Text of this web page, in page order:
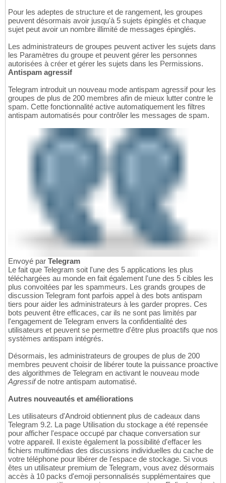
Pour les adeptes de structure et de rangement, les groupes
peuvent désormais avoir jusqu'à 5 sujets épinglés et chaque
sujet peut avoir un nombre illimité de messages épinglés.
Les administrateurs de groupes peuvent activer les sujets dans
les Paramètres du groupe et peuvent gérer les personnes
autorisées à créer et gérer les sujets dans les Permissions.
Antispam agressif
Telegram introduit un nouveau mode antispam agressif pour les
groupes de plus de 200 membres afin de mieux lutter contre le
spam. Cette fonctionnalité active automatiquement les filtres
antispam automatisés pour contrôler les messages de spam.
Envoyé par Telegram
Le fait que Telegram soit l'une des 5 applications les plus
téléchargées au monde en fait également l'une des 5 cibles les
plus convoitées par les spammeurs. Les grands groupes de
discussion Telegram font parfois appel à des bots antispam
tiers pour aider les administrateurs à les garder propres. Ces
bots peuvent être efficaces, car ils ne sont pas limités par
l'engagement de Telegram envers la confidentialité des
utilisateurs et peuvent se permettre d'être plus proactifs que nos
systèmes antispam intégrés.
Désormais, les administrateurs de groupes de plus de 200
membres peuvent choisir de libérer toute la puissance proactive
des algorithmes de Telegram en activant le nouveau mode
Agressifde notre antispam automatisé.
Autres nouveautés et améliorations
Les utilisateurs d'Android obtiennent plus de cadeaux dans
Telegram 9.2. La page Utilisation du stockage a été repensée
pour afficher l'espace occupé par chaque conversation sur
votre appareil. Il existe également la possibilité d'effacer les
fichiers multimédias des discussions individuelles du cache de
votre téléphone pour libérer de l'espace de stockage. Si vous
êtes un utilisateur premium de Telegram, vous avez désormais
accès à 10 packs d'emoji personnalisés supplémentaires que